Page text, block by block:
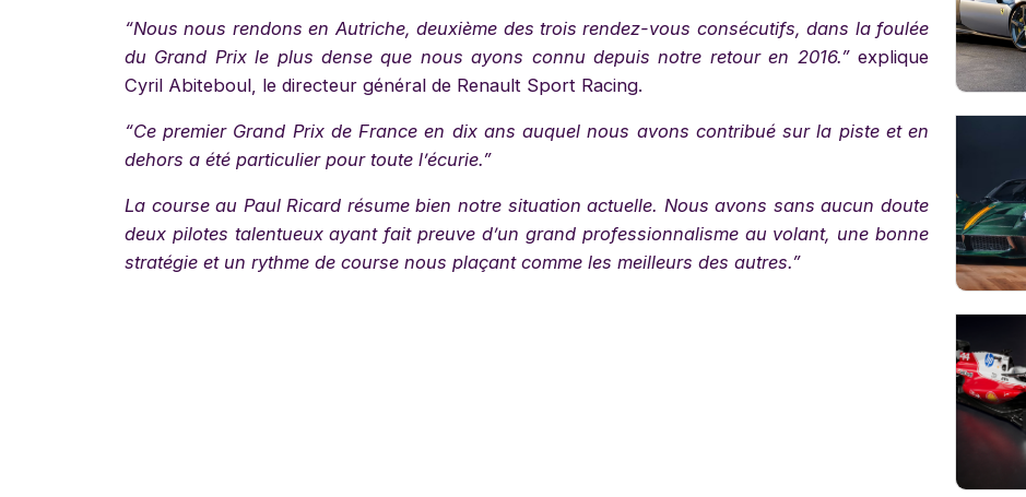
“Nous nous rendons en Autriche, deuxième des trois rendez-vous consécutifs, dans la foulée
du Grand Prix le plus dense que nous ayons connu depuis notre retour en 2016.”explique
Cyril Abiteboul, le directeur général de Renault Sport Racing.
“Ce premier Grand Prix de France en dix ans auquel nous avons contribué sur la piste et en
dehors a été particulier pour toute l’écurie.”
La course au Paul Ricard résume bien notre situation actuelle. Nous avons sans aucun doute
deux pilotes talentueux ayant fait preuve d’un grand professionnalisme au volant, une bonne
stratégie et un rythme de course nous plaçant comme les meilleurs des autres.”